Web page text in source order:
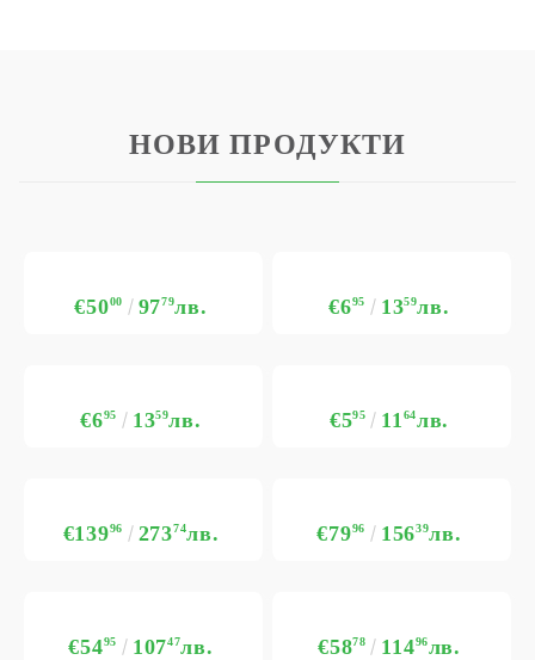
НОВИ ПРОДУКТИ
€5000 9779лв. €695 1359лв.
€695 1359лв. €595 11 64лв.
€13996 27374лв. €7996 15639лв.
€5495 10747лв. €5878 11496лв.